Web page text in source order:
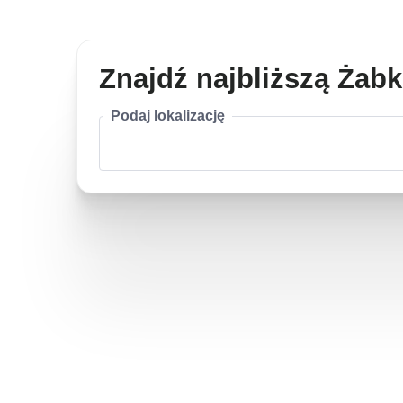
Znajdź najbliższą
Podaj lokalizację